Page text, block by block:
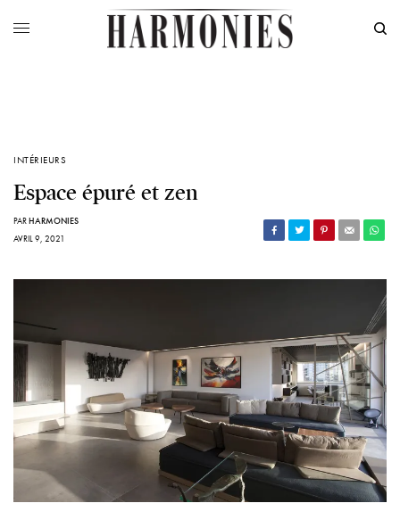
INTÉRIEURS
Espace épuré et zen
PARHARMONIES
AVRIL 9, 2021